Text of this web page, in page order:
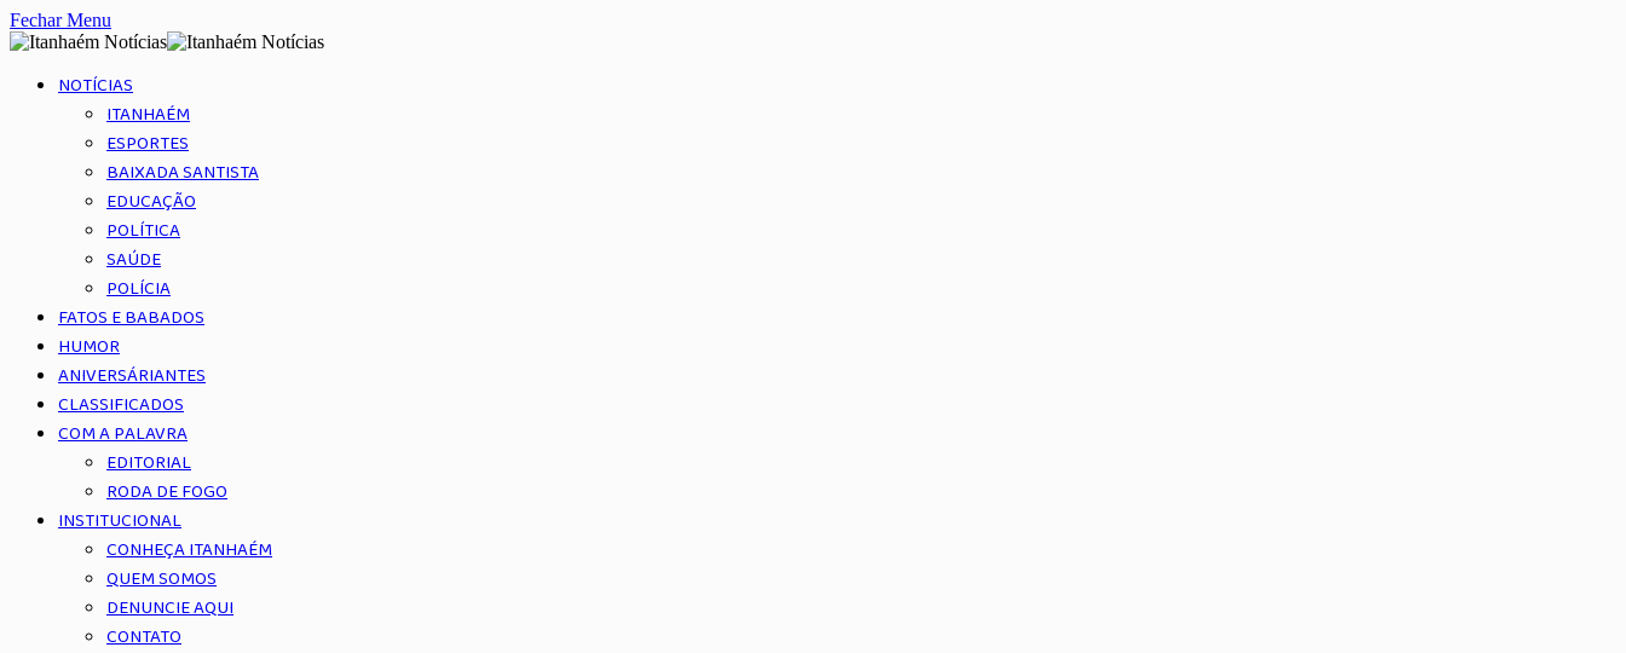
Fechar Menu
NOTÍCIAS
ITANHAÉM
ESPORTES
BAIXADA SANTISTA
EDUCAÇÃO
POLÍTICA
SAÚDE
POLÍCIA
FATOS E BABADOS
HUMOR
ANIVERSÁRIANTES
CLASSIFICADOS
COM A PALAVRA
EDITORIAL
RODA DE FOGO
INSTITUCIONAL
CONHEÇA ITANHAÉM
QUEM SOMOS
DENUNCIE AQUI
CONTATO